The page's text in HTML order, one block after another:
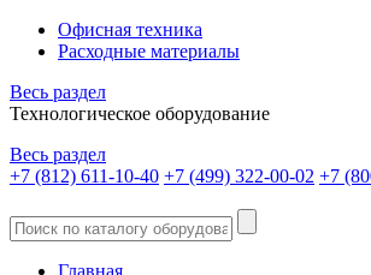
Офисная техника
Расходные материалы
Весь раздел
Технологическое оборудование
Весь раздел
+7 (812) 611-10-40 +7 (499) 322-00-02 +7
Главная